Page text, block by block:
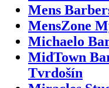
Mens
MensZone
Michaelo
MidTown
Tvrdošín